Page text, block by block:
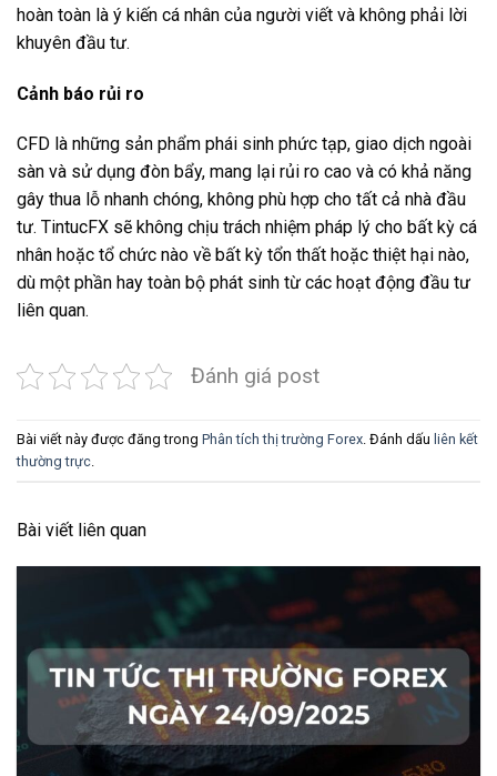
hoàn toàn là ý kiến cá nhân của người viết và không phải lời
khuyên đầu tư.
Cảnh báo rủi ro
CFD là những sản phẩm phái sinh phức tạp, giao dịch ngoài
sàn và sử dụng đòn bẩy, mang lại rủi ro cao và có khả năng
gây thua lỗ nhanh chóng, không phù hợp cho tất cả nhà đầu
tư. TintucFX sẽ không chịu trách nhiệm pháp lý cho bất kỳ cá
nhân hoặc tổ chức nào về bất kỳ tổn thất hoặc thiệt hại nào,
dù một phần hay toàn bộ phát sinh từ các hoạt động đầu tư
liên quan.
Đánh giá post
Bài viết này được đăng trong Phân tích thị trường Forex . Đánh dấu liên kết
thường trực
Bài viết liên quan